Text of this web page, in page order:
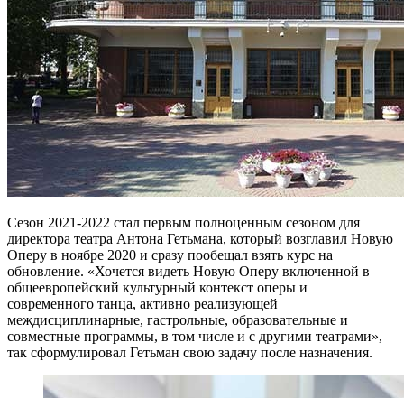
Сезон 2021-2022 стал первым полноценным сезоном для
директора театра Антона Гетьмана, который возглавил Новую
Оперу в ноябре 2020 и сразу пообещал взять курс на
обновление. «Хочется видеть Новую Оперу включенной в
общеевропейский культурный контекст оперы и
современного танца, активно реализующей
междисциплинарные, гастрольные, образовательные и
совместные программы, в том числе и с другими театрами», –
так сформулировал Гетьман свою задачу после назначения.